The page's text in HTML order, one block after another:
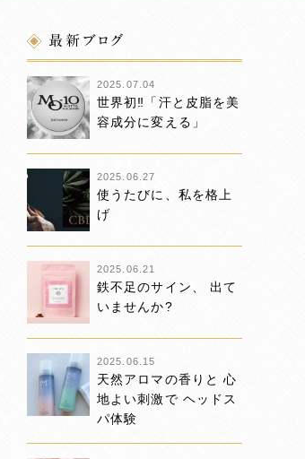
最新ブログ
2025.07.04
世界初‼「汗と皮脂を美
容成分に変える」
2025.06.27
使うたびに、私を格上
げ
2025.06.21
鉄不足のサイン、 出て
いませんか?
2025.06.15
天然アロマの香りと 心
地よい刺激で ヘッドス
パ体験